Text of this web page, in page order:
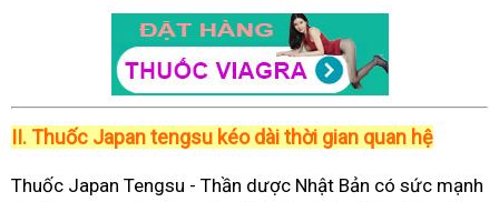
II. Thuốc Japan tengsu kéo dài thời gian quan hệ
Thuốc Japan Tengsu - Thần dược Nhật Bản có sức mạnh